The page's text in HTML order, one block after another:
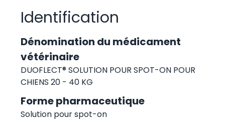
Identification
Dénomination du médicament
vétérinaire
DUOFLECT® SOLUTION POUR SPOT-ON POUR
CHIENS 20 - 40 KG
Forme pharmaceutique
Solution pour spot-on